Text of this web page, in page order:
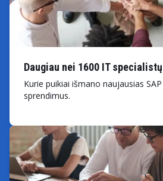
Daugiau nei 1600 IT specialistų
Kurie puikiai išmano naujausias
sprendimus.